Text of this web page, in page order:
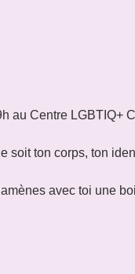
au Centre LGBTIQ+
soit ton corps, ton
avec toi une